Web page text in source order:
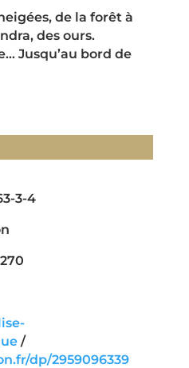
de la forêt à
des ours.
Jusqu’au bord de
3-4
/
dp/2959096339